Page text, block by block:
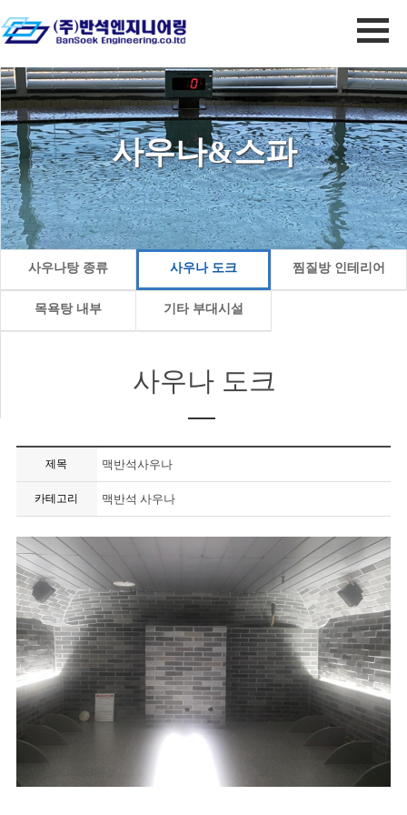
사우나&스파
사우나탕 종류 사우나 도크 찜질방 인테리어
목욕탕 내부 기타 부대시설
사우나 도크
제목 맥반석사우나
카테고리 맥반석 사우나